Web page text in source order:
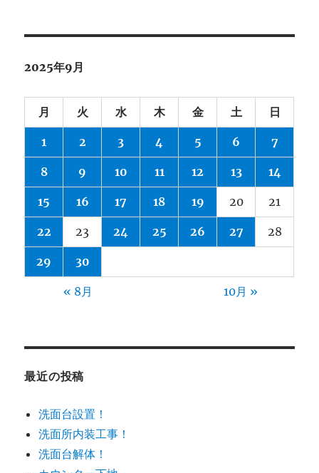
2025年9月
月 火 水 木 金 土 日
1 2 3 4 5 6 7
8 9 10 11 12 13 14
15 16 17 18 19 20 21
22 23 24 25 26 27 28
29 30
« 8月 10月 »
最近の投稿
洗面台設置！
洗面所内装工事！
洗面台解体！